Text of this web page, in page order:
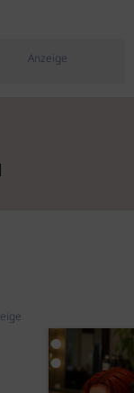
Anzeige